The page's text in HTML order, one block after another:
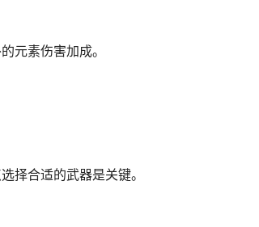
元素伤害加成。
择合适的武器是关键。